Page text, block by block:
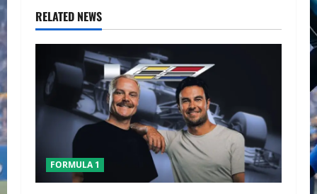
RELATED NEWS
FORMULA 1